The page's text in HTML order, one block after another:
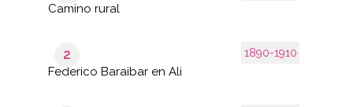
Camino rural
1890-1910
2
Federico Baraibar en Ali